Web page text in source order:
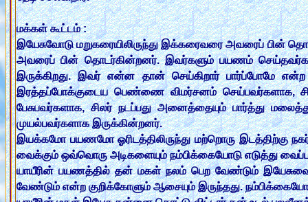
மக்கள் கூட்டம் :
இயேசுவோடு மறுகரையிலிருந்து இக்கரைவரை அவரைப்
அவரைப் பின் தொடர்கின்றனர். இவர்களும் பயணம்
இருக்கிறது. இவர் என்ன தான் செய்கிறார் பார்ப்போமே என்ற
இரத்தப்போக்குடைய பெண்ணை விமர்சனம் செய்பவர்களாக,
பேசுபவர்களாக, சிலர் நடப்பது அனைத்தையும் பார்த்து
முயல்பவர்களாக இருக்கின்றனர்.
இயக்கமோ பயணமோ ஓரிடத்திலிருந்து மற்றொரு இடத்திற்கு
வைக்கும் ஒவ்வொரு அடிகளையும் நம்பிக்கையோடு எடுத்து
யாயீரின் பயணத்தில் தன் மகள் நலம் பெற வேண்டும்
வேண்டும் என்ற குறிக்கோளும் ஆசையும் இருந்தது.